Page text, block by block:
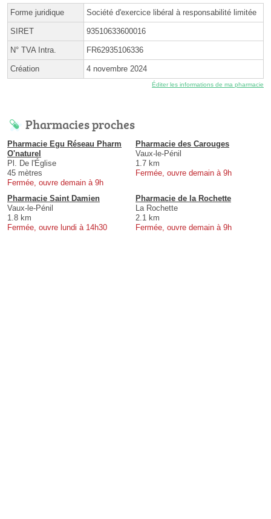
Forme juridique Société d'exercice libéral à responsabilité limitée
SIRET 93510633600016
N° TVA Intra. FR62935106336
Création 4 novembre 2024
Éditer les informations de ma pharmacie
Pharmacies proches
Pharmacie Egu Réseau Pharm
O'naturel
Pl. De l'Église
45 mètres
Fermée, ouvre demain à 9h
Pharmacie des Carouges
Vaux-le-Pénil
1.7 km
Fermée, ouvre demain à 9h
Pharmacie Saint Damien
Vaux-le-Pénil
1.8 km
Fermée, ouvre lundi à 14h30
Pharmacie de la Rochette
La Rochette
2.1 km
Fermée, ouvre demain à 9h